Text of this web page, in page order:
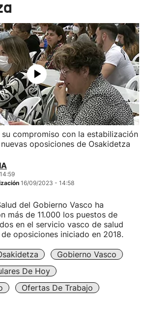
su compromiso con la estabilización
oposiciones de Osakidetza
16/09/2023 - 14:58
del Gobierno Vasco ha
más de 11.000 los puestos de
en el servicio vasco de salud
oposiciones iniciado en 2018.
Gobierno Vasco
De Hoy
Ofertas De Trabajo